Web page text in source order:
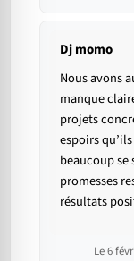
Dj momo
Nous avons
manque
projets
espoirs
beaucoup
promesses
résultats
Le 6